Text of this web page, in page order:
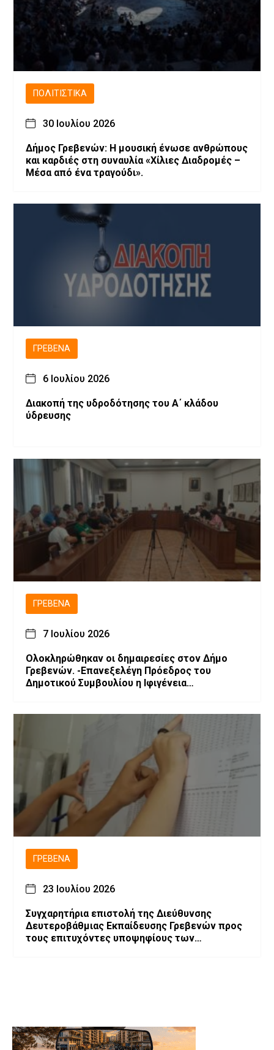
ΠΟΛΙΤΙΣΤΙΚΆ
30 Ιουλίου 2026
Δήμος Γρεβενών: Η μουσική ένωσε ανθρώπους
και καρδιές στη συναυλία «Χίλιες Διαδρομές –
Μέσα από ένα τραγούδι».
ΓΡΕΒΕΝΆ
6 Ιουλίου 2026
Διακοπή της υδροδότησης του Α΄ κλάδου
ύδρευσης
ΓΡΕΒΕΝΆ
7 Ιουλίου 2026
Ολοκληρώθηκαν οι δημαιρεσίες στον Δήμο
Γρεβενών. -Επανεξελέγη Πρόεδρος του
Δημοτικού Συμβουλίου η Ιφιγένεια
ΓΡΕΒΕΝΆ
23 Ιουλίου 2026
Συγχαρητήρια επιστολή της Διεύθυνσης
Δευτεροβάθμιας Εκπαίδευσης Γρεβενών προς
τους επιτυχόντες υποψηφίους των